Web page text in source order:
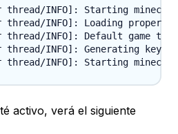
thread/INFO]: Starting
thread/INFO]: Loading
INFO]: Default game type:
thread/INFO]: Generating
activo, verá el siguiente